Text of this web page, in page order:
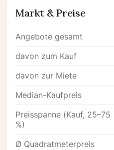
Markt & Preise
Angebote gesamt
davon zum Kauf
davon zur Miete
Median-Kaufpreis
Preisspanne (Kauf, 25–75
%)
Ø Quadratmeterpreis